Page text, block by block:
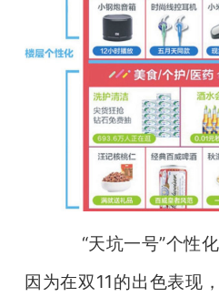
“天坑一号”个性
因为在双11的出色表现